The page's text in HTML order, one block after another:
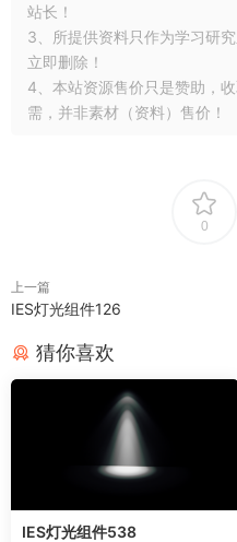
站长！
3、所提供资料只作为学习研
立即删除！
4、本站资源售价只是赞助，
需，并非素材（资料）售价！
0
上一篇
IES灯光组件126
猜你喜欢
IES灯光组件538